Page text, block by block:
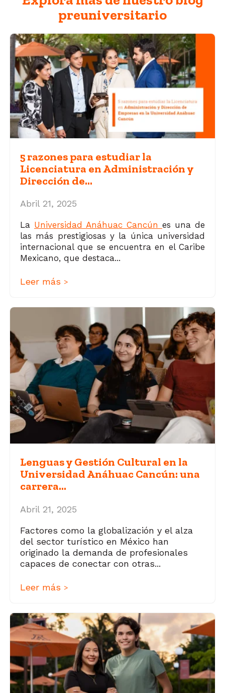
preuniversitario
5 razones para estudiar la
Licenciatura en Administración y
Dirección de...
Abril 21, 2025
La Universidad Anáhuac Cancún es una de
las más prestigiosas y la única universidad
internacional que se encuentra en el Caribe
Mexicano, que destaca...
Leer más >
Lenguas y Gestión Cultural en la
Universidad Anáhuac Cancún: una
carrera...
Abril 21, 2025
Factores como la globalización y el alza
del sector turístico en México han
originado la demanda de profesionales
capaces de conectar con otras...
Leer más >